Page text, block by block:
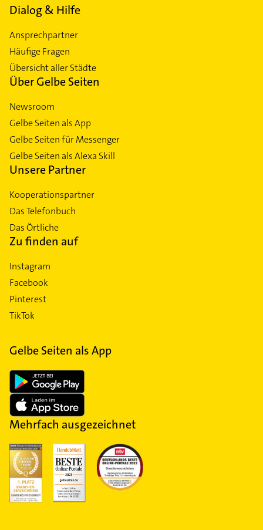
Dialog & Hilfe
Ansprechpartner
Häufige Fragen
Übersicht aller Städte
Über Gelbe Seiten
Newsroom
Gelbe Seiten als App
Gelbe Seiten für Messenger
Gelbe Seiten als Alexa Skill
Unsere Partner
Kooperationspartner
Das Telefonbuch
Das Örtliche
Zu finden auf
Instagram
Facebook
Pinterest
TikTok
Gelbe Seiten als App
Mehrfach ausgezeichnet